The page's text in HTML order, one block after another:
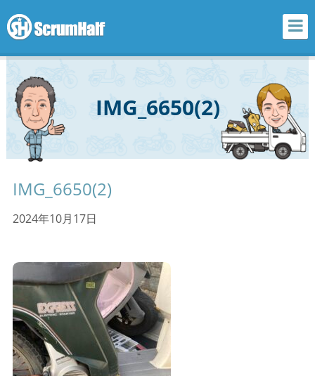
IMG_6650(2)
IMG_6650(2)
2024年10月17日